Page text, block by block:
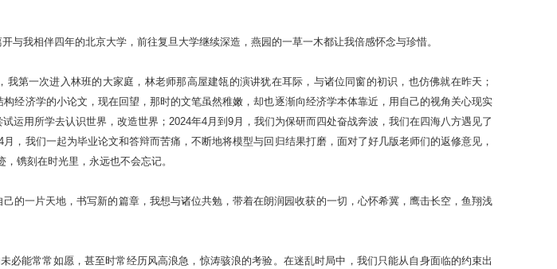
我相伴四年的北京大学，前往复旦大学继续深造，燕园的一草一木都让我倍感怀念与珍惜。
第一次进入林班的大家庭，林老师那高屋建瓴的演讲犹在耳际，与诸位同窗的初识，也仿佛就在昨天；
经济学的小论文，现在回望，那时的文笔虽然稚嫩，却也逐渐向经济学本体靠近，用自己的视角关心现实
用所学去认识世界，改造世界；2024年4月到9月，我们为保研而四处奋战奔波，我们在四海八方遇见了
，我们一起为毕业论文和答辩而苦痛，不断地将模型与回归结果打磨，面对了好几版老师们的返修意见，
镌刻在时光里，永远也不会忘记。
的一片天地，书写新的篇章，我想与诸位共勉，带着在朗润园收获的一切，心怀希冀，鹰击长空，鱼翔浅
能常常如愿，甚至时常经历风高浪急，惊涛骇浪的考验。在迷乱时局中，我们只能从自身面临的约束出